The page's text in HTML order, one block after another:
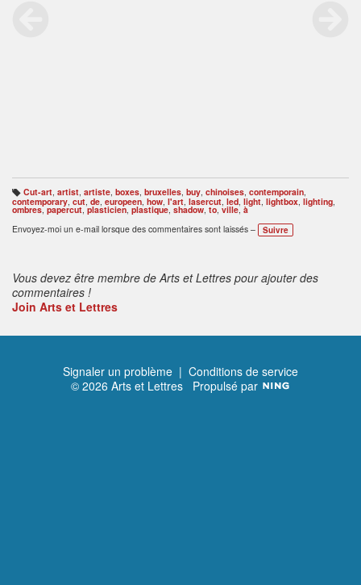
B
ali
s
e
s
Cut-art, artist, artiste, boxes, bruxelles, buy, chinoises, contemporain,
contemporary cut de europeen how l'art lasercut led light lightbox lighting
ombres, papercut ,plasticien plastique shadow to ville, à
Envoyez-moi un e-mail lorsque des commentaires sont laissés –
Suivre
Vous devez être membre de Arts et Lettres pour ajouter des
commentaires !
Join Arts et Lettres
Signaler un problème | Conditions de service
© 2026 Arts et Lettres Propulsé par